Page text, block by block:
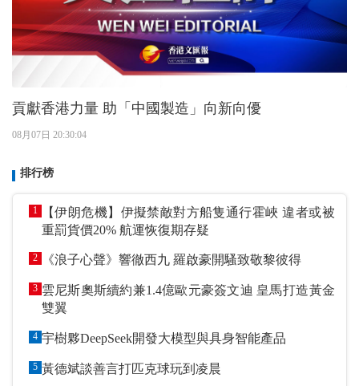
貢獻香港力量 助「中國製造」向新向優
08月07日 20:30:04
排行榜
1
【伊朗危機】伊擬禁敵對方船隻通行霍峽 違者或被
重罰貨價20% 航運恢復期存疑
2 《浪子心聲》響徹西九 羅啟豪開騷致敬黎彼得
3 雲尼斯奧斯續約兼1.4億歐元豪簽文迪 皇馬打造黃金
雙翼
4 宇樹夥DeepSeek開發大模型與具身智能產品
5 黃德斌談善言打匹克球玩到凌晨